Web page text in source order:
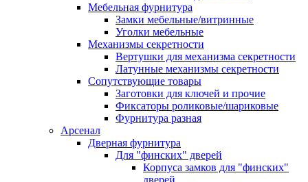
Мебельная фурнитура
Замки мебельные/витринные
Уголки мебельные
Механизмы секретности
Вертушки для механизма секретности
Латунные механизмы секретности
Сопутствующие товары
Заготовки для ключей и прочие
Фиксаторы роликовые/шариковые
Фурнитура разная
Арсенал
Дверная фурнитура
Для "финских" дверей
Корпуса замков для "финских"